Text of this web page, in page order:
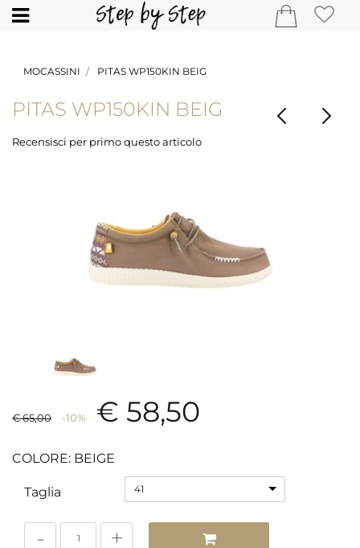
Open
MOCASSINI PITAS WP150KIN BEIG
PITAS WP150KIN BEIG
Recensisci per primo questo articolo
€ 65,00 -10% € 58,50
COLORE: BEIGE
Taglia 41